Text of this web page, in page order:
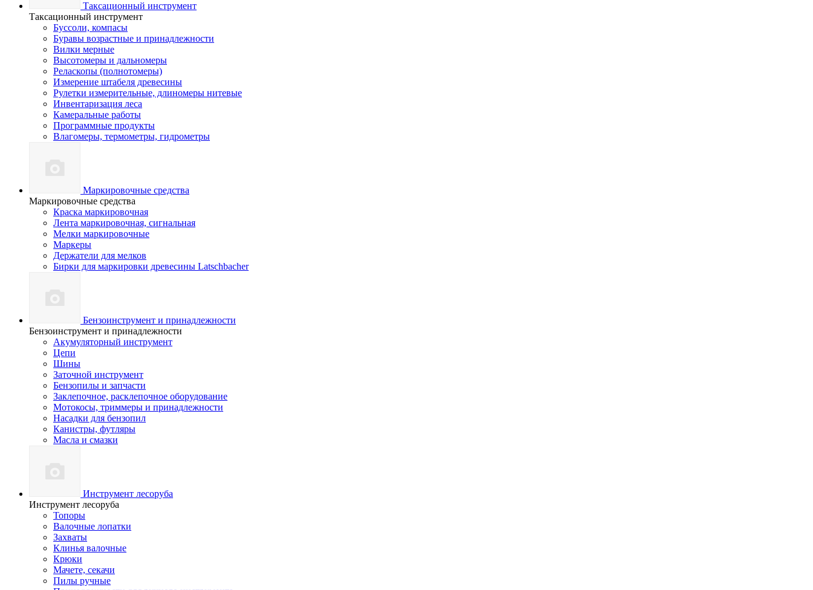
Таксационный инструмент
Таксационный инструмент
Буссоли, компасы
Буравы возрастные и принадлежности
Вилки мерные
Высотомеры и дальномеры
Реласкопы (полнотомеры)
Измерение штабеля древесины
Рулетки измерительные, длиномеры нитевые
Инвентаризация леса
Камеральные работы
Программные продукты
Влагомеры, термометры, гидрометры
Маркировочные средства
Маркировочные средства
Краска маркировочная
Лента маркировочная, сигнальная
Мелки маркировочные
Маркеры
Держатели для мелков
Бирки для маркировки древесины Latschbacher
Бензоинструмент и принадлежности
Бензоинструмент и принадлежности
Акумуляторный инструмент
Цепи
Шины
Заточной инструмент
Бензопилы и запчасти
Заклепочное, расклепочное оборудование
Мотокосы, триммеры и принадлежности
Насадки для бензопил
Канистры, футляры
Масла и смазки
Инструмент лесоруба
Инструмент лесоруба
Топоры
Валочные лопатки
Захваты
Клинья валочные
Крюки
Мачете, секачи
Пилы ручные